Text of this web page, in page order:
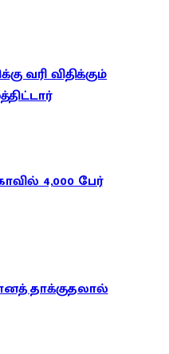
வரி விதிக்கும்
4,000 பேர்
தாக்குதலால்